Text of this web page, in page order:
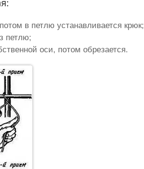
в петлю устанавливается крюк;
петлю;
оси, потом обрезается.